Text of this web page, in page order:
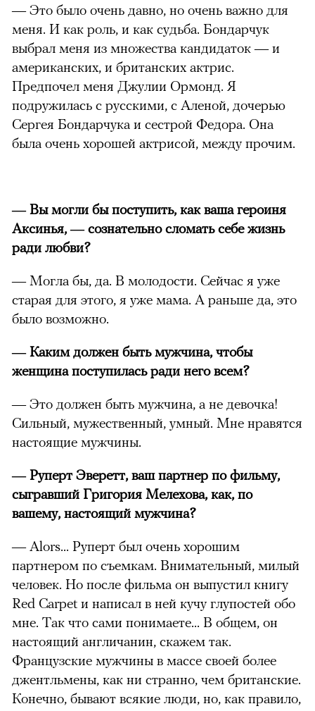
— Это было очень давно, но очень важно для
меня. И как роль, и как судьба. Бондарчук
выбрал меня из множества кандидаток — и
американских, и британских актрис.
Предпочел меня Джулии Ормонд. Я
подружилась с русскими, с Аленой, дочерью
Сергея Бондарчука и сестрой Федора. Она
была очень хорошей актрисой, между прочим.
— Вы могли бы поступить, как ваша героиня
Аксинья, — сознательно сломать себе жизнь
ради любви?
— Могла бы, да. В молодости. Сейчас я уже
старая для этого, я уже мама. А раньше да, это
было возможно.
— Каким должен быть мужчина, чтобы
женщина поступилась ради него всем?
— Это должен быть мужчина, а не девочка!
Сильный, мужественный, умный. Мне нравятся
настоящие мужчины.
— Руперт Эверетт, ваш партнер по фильму,
сыгравший Григория Мелехова, как, по
вашему, настоящий мужчина?
— Alors... Руперт был очень хорошим
партнером по съемкам. Внимательный, милый
человек. Но после фильма он выпустил книгу
Red Carpet и написал в ней кучу глупостей обо
мне. Так что сами понимаете... В общем, он
настоящий англичанин, скажем так.
Французские мужчины в массе своей более
джентльмены, как ни странно, чем британские.
Конечно, бывают всякие люди, но, как правило,